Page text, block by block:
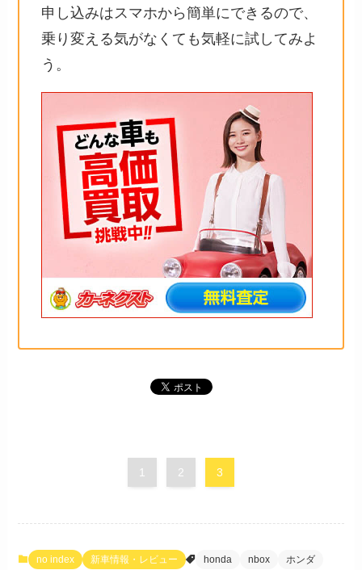
申し込みはスマホから簡単にできるので、
乗り変える気がなくても気軽に試してみよ
う。
1 2 3
no index 新車情報・レビュー honda nbox ホンダ